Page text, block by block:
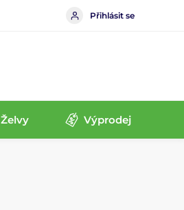
Přihlásit se
Želvy Výprodej